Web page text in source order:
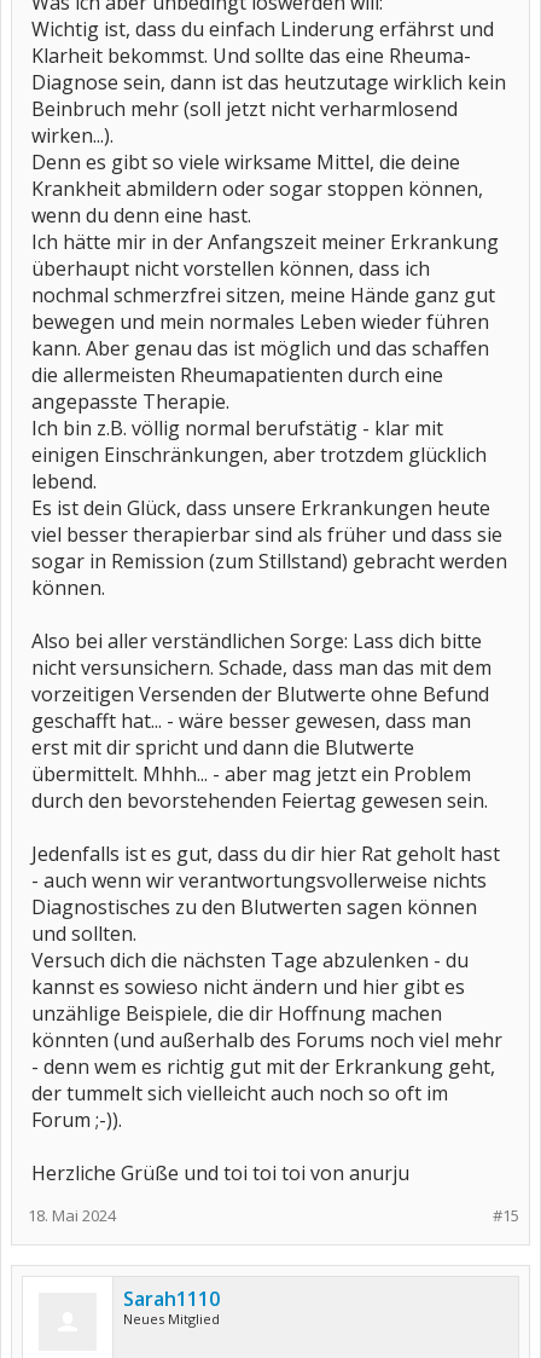
Wichtig ist, dass du einfach Linderung erfährst und
Klarheit bekommst. Und sollte das eine Rheuma-
Diagnose sein, dann ist das heutzutage wirklich kein
Beinbruch mehr (soll jetzt nicht verharmlosend
wirken...).
Denn es gibt so viele wirksame Mittel, die deine
Krankheit abmildern oder sogar stoppen können,
wenn du denn eine hast.
Ich hätte mir in der Anfangszeit meiner Erkrankung
überhaupt nicht vorstellen können, dass ich
nochmal schmerzfrei sitzen, meine Hände ganz gut
bewegen und mein normales Leben wieder führen
kann. Aber genau das ist möglich und das schaffen
die allermeisten Rheumapatienten durch eine
angepasste Therapie.
Ich bin z.B. völlig normal berufstätig - klar mit
einigen Einschränkungen, aber trotzdem glücklich
lebend.
Es ist dein Glück, dass unsere Erkrankungen heute
viel besser therapierbar sind als früher und dass sie
sogar in Remission (zum Stillstand) gebracht werden
können.
Also bei aller verständlichen Sorge: Lass dich bitte
nicht versunsichern. Schade, dass man das mit dem
vorzeitigen Versenden der Blutwerte ohne Befund
geschafft hat... - wäre besser gewesen, dass man
erst mit dir spricht und dann die Blutwerte
übermittelt. Mhhh... - aber mag jetzt ein Problem
durch den bevorstehenden Feiertag gewesen sein.
Jedenfalls ist es gut, dass du dir hier Rat geholt hast
- auch wenn wir verantwortungsvollerweise nichts
Diagnostisches zu den Blutwerten sagen können
und sollten.
Versuch dich die nächsten Tage abzulenken - du
kannst es sowieso nicht ändern und hier gibt es
unzählige Beispiele, die dir Hoffnung machen
könnten (und außerhalb des Forums noch viel mehr
- denn wem es richtig gut mit der Erkrankung geht,
der tummelt sich vielleicht auch noch so oft im
Forum ;-)).
Herzliche Grüße und toi toi toi von anurju
#15
18. Mai 2024
Sarah1110
Neues Mitglied